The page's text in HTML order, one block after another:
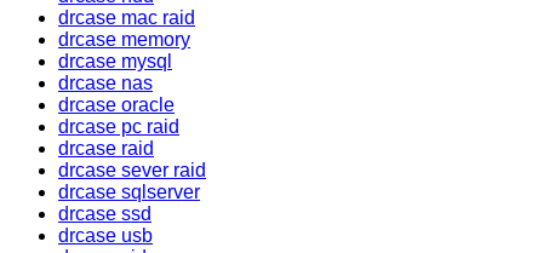
drcase mac raid
drcase memory
drcase mysql
drcase nas
drcase oracle
drcase pc raid
drcase raid
drcase sever raid
drcase sqlserver
drcase ssd
drcase usb